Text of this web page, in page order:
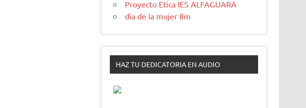
Proyecto Etica IES ALFAGUARA
dia de la mujer 8m
HAZ TU DEDICATORIA EN AUDIO